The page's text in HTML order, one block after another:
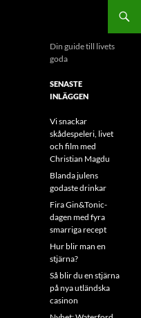
Din guide till livets
goda
SENASTE
INLÄGGEN
Vi snackar
skådespeleri, livet
och film med
Christian Magdu
Blanda julens
godaste drinkar
Fira Gin&Tonic-
dagen med fyra
smarriga recept
Hur blir man en
stjärna?
Så blir du en stjärna
på nya utländska
casinon